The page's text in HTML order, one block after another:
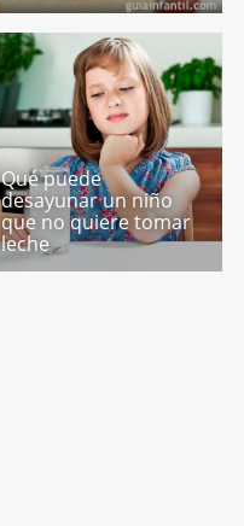
Qué puede
desayunar un niño
que no quiere tomar
leche